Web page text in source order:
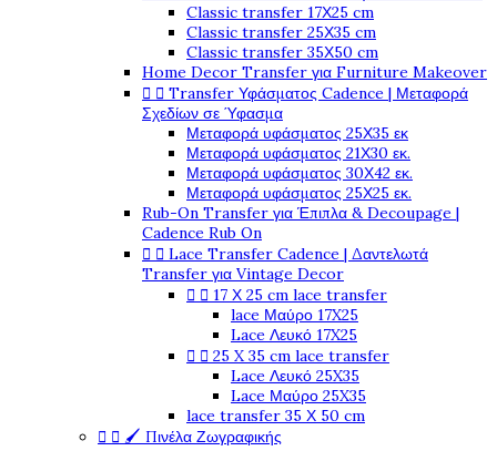
Classic transfer 17Χ25 cm
Classic transfer 25Χ35 cm
Classic transfer 35Χ50 cm
Home Decor Transfer για Furniture Makeover
  Transfer Υφάσματος Cadence | Μεταφορά
Σχεδίων σε Ύφασμα
Μεταφορά υφάσματος 25Χ35 εκ
Μεταφορά υφάσματος 21Χ30 εκ.
Μεταφορά υφάσματος 30Χ42 εκ.
Μεταφορά υφάσματος 25Χ25 εκ.
Rub-On Transfer για Έπιπλα & Decoupage |
Cadence Rub On
  Lace Transfer Cadence | Δαντελωτά
Transfer για Vintage Decor
  17 Χ 25 cm lace transfer
lace Μαύρο 17X25
Lace Λευκό 17X25
  25 X 35 cm lace transfer
Lace Λευκό 25X35
Lace Μαύρο 25X35
lace transfer 35 Χ 50 cm
  🖌️ Πινέλα Ζωγραφικής